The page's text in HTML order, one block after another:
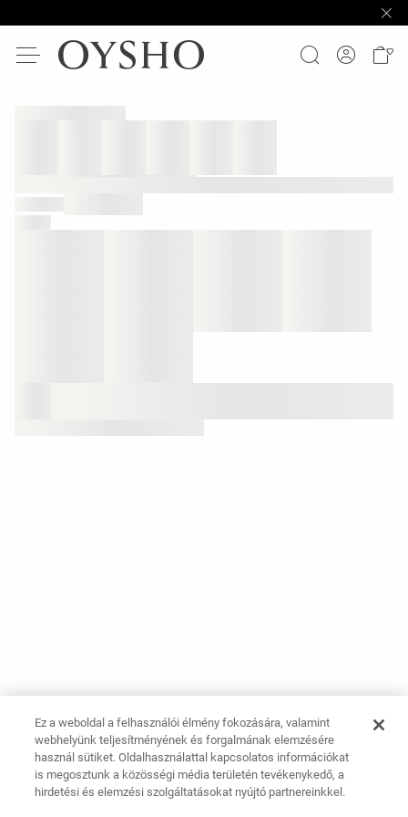
Ez a weboldal a felhasználói élmény fokozására, valamint
webhelyünk teljesítményének és forgalmának elemzésére
használ sütiket. Oldalhasználattal kapcsolatos információkat
is megosztunk a közösségi média területén tevékenykedő, a
hirdetési és elemzési szolgáltatásokat nyújtó partnereinkkel.